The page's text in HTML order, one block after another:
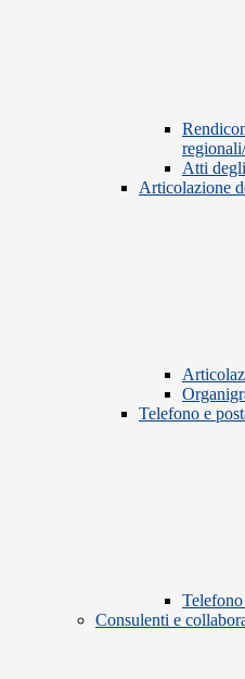
Atti
Articolazione
Telefono e
Telefono
Consulenti e